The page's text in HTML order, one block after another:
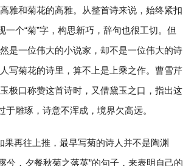
雅和菊花的高雅。从整首诗来说，始终紧扣
个“菊”字，构思新巧，辞句也很工切。但
是一位伟大的小说家，却不是一位伟大的诗
写菊花的诗里，算不上是上乘之作。曹雪芹
极口称赞这首诗时，又借黛玉之口，指出这
雕琢，诗意不浑成，境界欠高远。
果再往上推，最早写菊的诗人并不是陶渊
兮，夕餐秋菊之落英”的句子，来表明自己的